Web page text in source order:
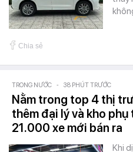
Chia sẻ
TRONG NƯỚC - 38 PHÚT TRƯỚC
Nằm trong top 4 thị
thêm đại lý và kho phụ
21.000 xe mới bán ra
Khi